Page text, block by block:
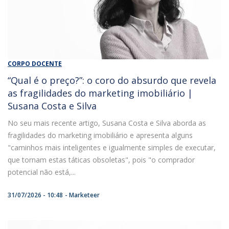
CORPO DOCENTE
“Qual é o preço?”: o coro do absurdo que revela
as fragilidades do marketing imobiliário |
Susana Costa e Silva
No seu mais recente artigo, Susana Costa e Silva aborda as
fragilidades do marketing imobiliário e apresenta alguns
"caminhos mais inteligentes e igualmente simples de executar,
que tornam estas táticas obsoletas", pois "o comprador
potencial não está,...
31/07/2026 - 10:48 Marketeer